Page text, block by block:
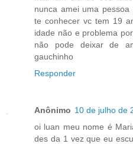
nunca amei uma
te conhecer vc tem 19
idade não e problema
não pode deixar de
gauchinho
Responder
Anônimo 10 de julho de
oi luan meu nome é
des da 1 vez que eu